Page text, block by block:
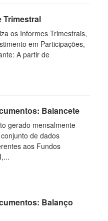
Trimestral
os Informes Trimestrais,
em Participações,
A partir de
Balancete
gerado mensalmente
de dados
aos Fundos
Balanço